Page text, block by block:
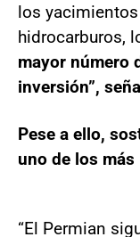
los
hidrocarburos,
mayor número
inversión”,
Pese a ello,
uno de los
“El Permian